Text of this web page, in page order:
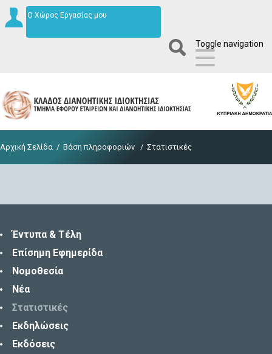
Ο Χώρος Εργασίας μου
Toggle navigation
Αρχική Σελίδα / Βάση πληροφοριών / Στατιστικές
Έντυπα & Τέλη
Επίσημη Εφημερίδα
Νομοθεσία
Νέα
Στατιστικές
Εκδηλώσεις
Εκδόσεις